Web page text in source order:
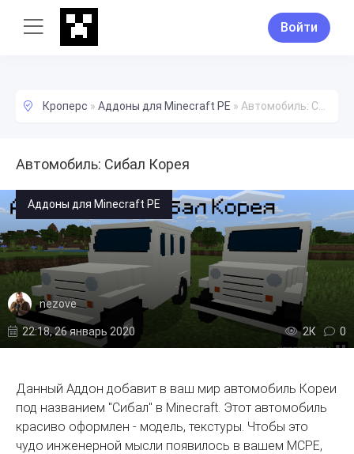
Войти
Кроперс » Аддоны для Minecraft PE » Автомобиль: Сибал Корея
Автомобиль: Сибал Корея
Аддоны для Minecraft PE
nezove
22:18, 26 январь 2020 2К 0
Данный Аддон добавит в ваш мир автомобиль Кореи
под названием "Сибал" в Minecraft. Этот автомобиль
красиво оформлен - модель, текстуры. Чтобы это
чудо инженерной мысли появилось в вашем MCPE,